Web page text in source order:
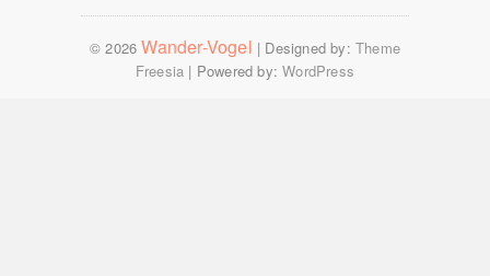
© 2026Wander-Vogel | Designed by: Theme
Freesia | Powered by:WordPress